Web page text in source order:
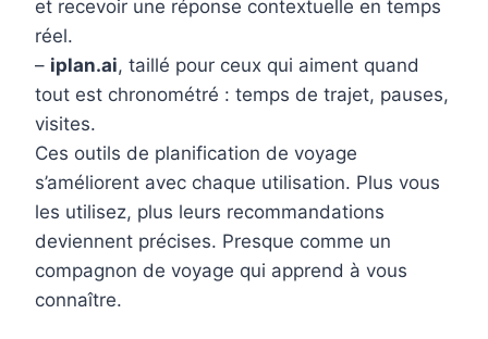
et recevoir une réponse contextuelle en temps
réel.
– iplan.ai, taillé pour ceux qui aiment quand
tout est chronométré : temps de trajet, pauses,
visites.
Ces outils de planification de voyage
s’améliorent avec chaque utilisation. Plus vous
les utilisez, plus leurs recommandations
deviennent précises. Presque comme un
compagnon de voyage qui apprend à vous
connaître.